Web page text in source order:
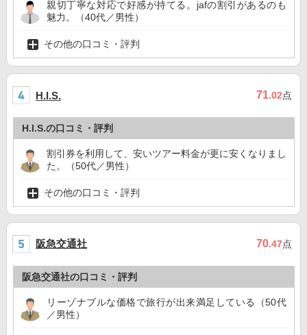
親切丁寧な対応で好感が持てる。jafの割引があるのも
魅力。（40代／男性）
その他の口コミ・評判
H.I.S. 71.02点
H.I.S.の口コミ・評判
割引券を利用して、安いツアー料金が更に安くなりまし
た。（50代／男性）
その他の口コミ・評判
阪急交通社 70.47点
阪急交通社の口コミ・評判
リーゾナブルな価格で旅行が出来満足している（50代
／男性）